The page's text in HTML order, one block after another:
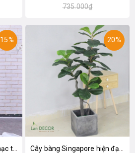
735.000₫
15%
Cây xương rồng trụ sa mạc trang trí loại 2 tay (155cm) - LC2912
20%